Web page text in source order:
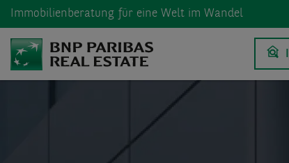
Immobilienberatung für eine Welt im Wandel